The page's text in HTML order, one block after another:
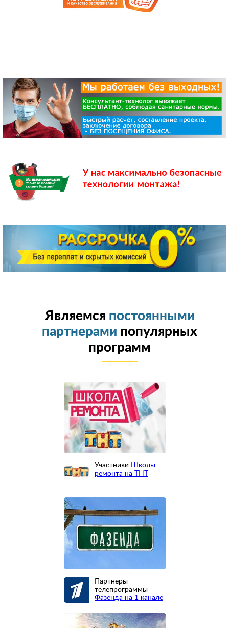
Являемся постоянными
партнерами популярных
программ
Участники Школы
ремонта на ТНТ
Партнеры
телепрограммы
Фазенда на 1 канале